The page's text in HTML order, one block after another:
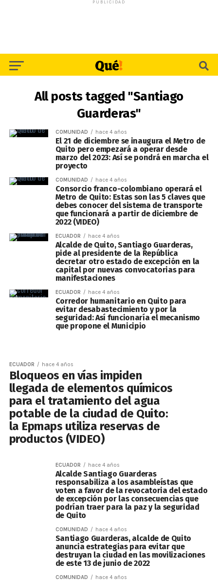
PUBLICIDAD
All posts tagged "Santiago
Guarderas"
COMUNIDAD hace 4 años
El 21 de diciembre se inaugura el Metro de
Quito pero empezará a operar desde
marzo del 2023: Así se pondrá en marcha el
proyecto
COMUNIDAD hace 4 años
Consorcio franco-colombiano operará el
Metro de Quito: Estas son las 5 claves que
debes conocer del sistema de transporte
que funcionará a partir de diciembre de
2022 (VIDEO)
ECUADOR hace 4 años
Alcalde de Quito, Santiago Guarderas,
pide al presidente de la República
decretar otro estado de excepción en la
capital por nuevas convocatorias para
manifestaciones
ECUADOR hace 4 años
Corredor humanitario en Quito para
evitar desabastecimiento y por la
seguridad: Así funcionaría el mecanismo
que propone el Municipio
ECUADOR hace 4 años
Bloqueos en vías impiden
llegada de elementos químicos
para el tratamiento del agua
potable de la ciudad de Quito:
la Epmaps utiliza reservas de
productos (VIDEO)
ECUADOR hace 4 años
Alcalde Santiago Guarderas
responsabiliza a los asambleístas que
voten a favor de la revocatoria del estado
de excepción por las consecuencias que
podrían traer para la paz y la seguridad
de Quito
COMUNIDAD hace 4 años
Santiago Guarderas, alcalde de Quito
anuncia estrategias para evitar que
destruyan la ciudad en las movilizaciones
de este 13 de junio de 2022
COMUNIDAD hace 4 años